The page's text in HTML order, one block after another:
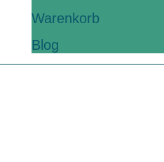
Warenkorb
Blog